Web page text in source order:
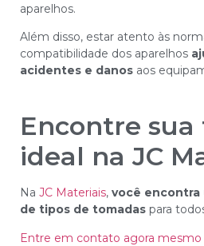
aparelhos.
Além disso, estar atento às
compatibilidade dos aparelhos
acidentes e danos aos
Encontre sua
ideal na JC
Na JC Materiais, você encontra
de tipos de tomadas para
Entre em contato agora mesmo